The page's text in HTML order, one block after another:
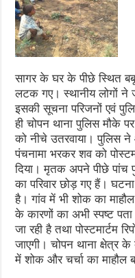
सागर के घर के पीछे स्थित
लटक गए। स्थानीय लोगों
इसकी सूचना परिजनों एवं
ही चोपन थाना पुलिस मौके
को नीचे उतरवाया। पुलिस
पंचनामा भरकर शव को
दिया। मृतक अपने पीछे पांच
का परिवार छोड़ गए हैं।
है। गांव में भी शोक का
के कारणों का अभी स्पष्ट
जा रही है तथा पोस्टमार्टम
जाएगी। चोपन थाना क्षेत्र
में शोक और चर्चा का माहौल